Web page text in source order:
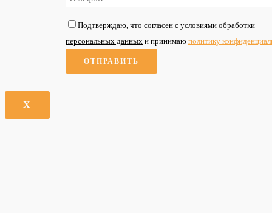
Подтверждаю, что согласен с условиями обработки
персональных данных и принимаю политику
X